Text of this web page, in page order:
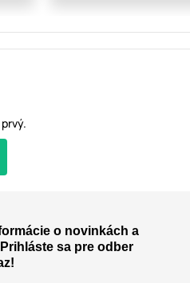
o novinkách a
sa pre odber